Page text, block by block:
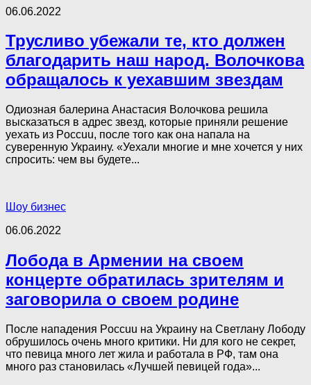
06.06.2022
Трусливо убежали те, кто должен
благодарить наш народ. Волочкова
обращалось к уехавшим звездам
Одиозная балерина Анастасия Волочкова решила
высказаться в адрес звезд, которые приняли решение
уехать из Poccuu, после того как она напала на
суверенную Украину. «Уехали многие и мне хочется у них
спросить: чем вы будете...
Шоу бизнес
06.06.2022
Лобода в Армении на своем
концерте обратилась зрителям и
заговорила о своем родине
После нападения Poccuu на Украину на Светлану Лободу
обрушилось очень много критики. Ни для кого не секрет,
что певица много лет жила и работала в PФ, там она
много раз становилась «Лучшей певицей года»...